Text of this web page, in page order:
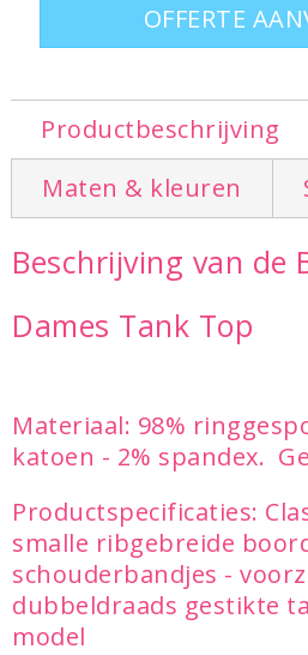
OFFERTE
Productbeschrijving
Maten & kleuren
Beschrijving van de
Dames Tank Top
Materiaal: 98%
katoen - 2% spandex.
Productspecificaties:
smalle ribgebreide
schouderbandjes -
dubbeldraads gestikte
model